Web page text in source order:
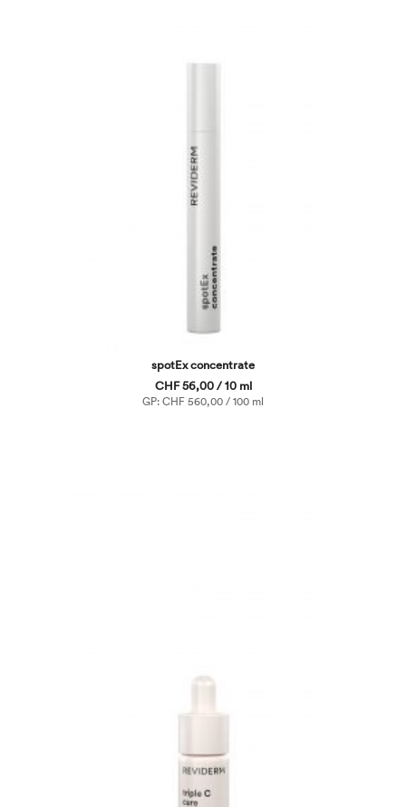
spotEx concentrate
CHF 56,00 / 10 ml
GP: CHF 560,00 / 100 ml